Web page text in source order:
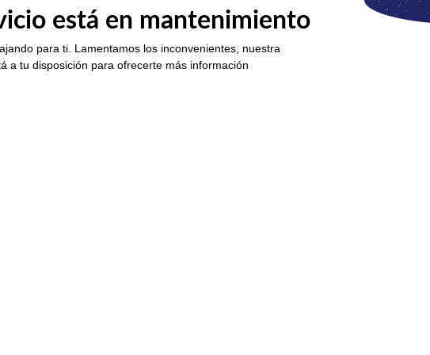
está en mantenimiento
para ti. Lamentamos los inconvenientes, nuestra
a tu disposición para ofrecerte más información